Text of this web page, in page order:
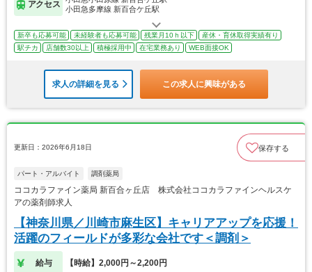
アクセス
小田急多摩線 新百合ケ丘駅
新卒も応募可能 未経験者も応募可能 残業月10ｈ以下
産休・育休取得実績有り
駅チカ
店舗数30以上 積極採用中 在宅業務あり WEB面接OK
求人の詳細を見る この求人に興味がある
更新日：2026年6月18日 保存する
パート・アルバイト 調剤薬局
ココカラファイン薬局 新百合ヶ丘店 株式会社ココカラファインヘルスケ
アの薬剤師求人
【神奈川県／川崎市麻生区】キャリアアップを応援！
活躍のフィールドが多彩な会社です＜調剤＞
給与 【時給】2,000円～2,200円